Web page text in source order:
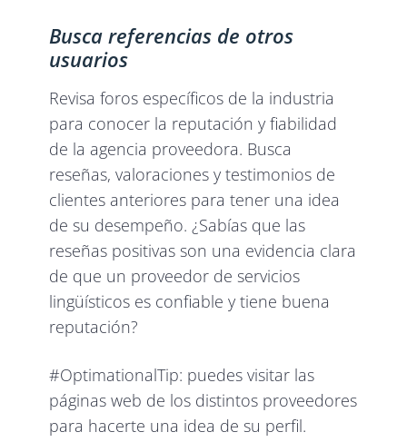
Busca referencias de otros
usuarios
Revisa foros específicos de la industria
para conocer la reputación y fiabilidad
de la agencia proveedora. Busca
reseñas, valoraciones y testimonios de
clientes anteriores para tener una idea
de su desempeño. ¿Sabías que las
reseñas positivas son una evidencia clara
de que un proveedor de servicios
lingüísticos es confiable y tiene buena
reputación?
#OptimationalTip: puedes visitar las
páginas web de los distintos proveedores
para hacerte una idea de su perfil.